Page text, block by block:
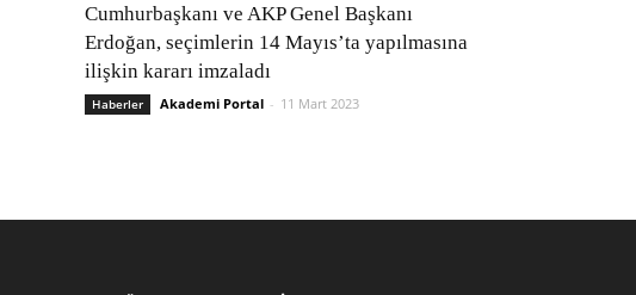
Cumhurbaşkanı ve AKP Genel Başkanı
Erdoğan, seçimlerin 14 Mayıs’ta yapılmasına
ilişkin kararı imzaladı
Haberler Akademi Portal - 11 Mart 2023